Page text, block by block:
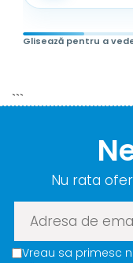
Glisează pentru a
```
Nu rata
Vreau sa primesc